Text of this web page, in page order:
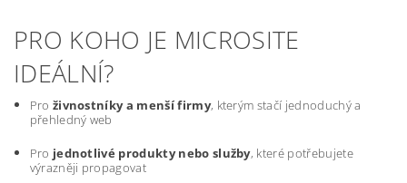
PRO KOHO JE MICROSITE
IDEÁLNÍ?
Pro živnostníky a menší firmy, kterým stačí jednoduchý a
přehledný web
Pro jednotlivé produkty nebo služby, které potřebujete
výrazněji propagovat